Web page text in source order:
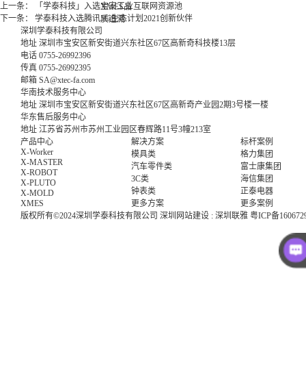
XMES品
质追溯
上一条：
「学泰科技」入选宝安工业互联网资源池
下一条：
学泰科技入选腾讯5G生态计划2021创新伙伴
深圳学泰科技有限公司
地址 深圳市宝安区新安街道兴东社区67区高新奇科技楼13层
电话 0755-26992396
传真 0755-26992395
邮箱 SA@xtec-fa.com
华南技术服务中心
地址 深圳市宝安区新安街道兴东社区67区高新奇产业园2期3号楼一楼
华东售后服务中心
地址 江苏省苏州市苏州工业园区春辉路11号3幢213室
产品中心
X-Worker
X-MASTER
X-ROBOT
X-PLUTO
X-MOLD
XMES
解决方案
模具类
汽车零件类
3C类
钟表类
更多方案
标杆案例
格力集团
富士康集团
海信集团
正泰电器
更多案例
版权所有©2024深圳学泰科技有限公司 深圳网站建设 : 深圳联雅 粤ICP备